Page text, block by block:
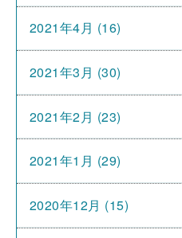
2021年4月 (16)
2021年3月 (30)
2021年2月 (23)
2021年1月 (29)
2020年12月 (15)